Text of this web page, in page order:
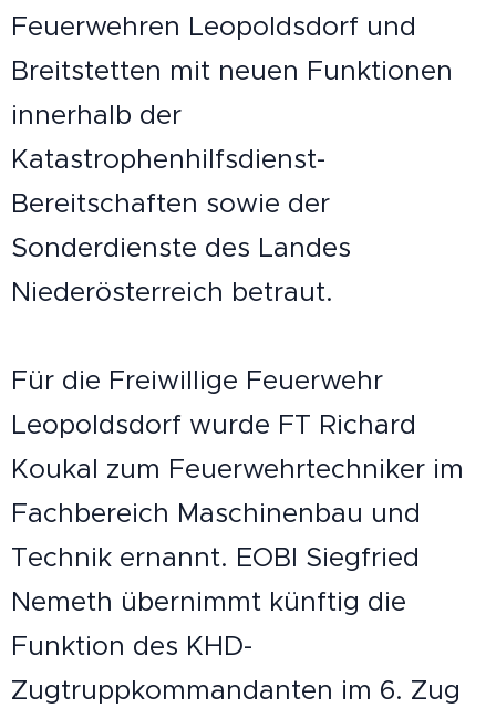
Feuerwehren Leopoldsdorf und
Breitstetten mit neuen Funktionen
innerhalb der
Katastrophenhilfsdienst-
Bereitschaften sowie der
Sonderdienste des Landes
Niederösterreich betraut.
Für die Freiwillige Feuerwehr
Leopoldsdorf wurde FT Richard
Koukal zum Feuerwehrtechniker im
Fachbereich Maschinenbau und
Technik ernannt. EOBI Siegfried
Nemeth übernimmt künftig die
Funktion des KHD-
Zugtruppkommandanten im 6. Zug